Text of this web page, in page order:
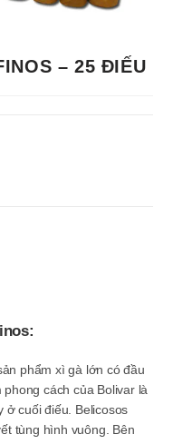
– 25 ĐIẾU
phẩm xì gà lớn có đầu
cách của Bolivar là
ở cuối điếu. Belicosos
tùng hình vuông. Bên